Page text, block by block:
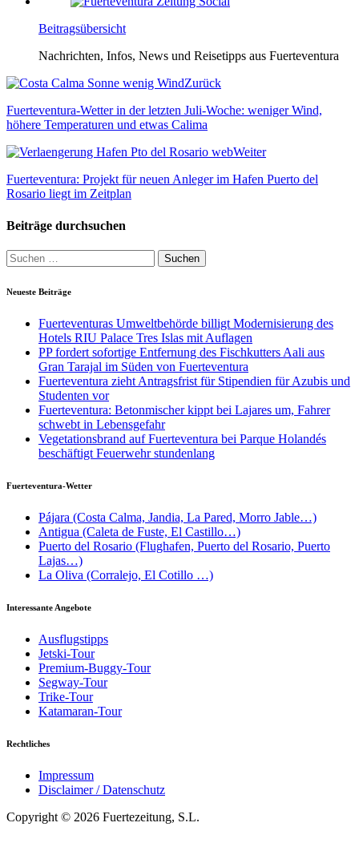
Beitragsübersicht
Nachrichten, Infos, News und Reisetipps aus Fuerteventura
Zurück
Fuerteventura-Wetter in der letzten Juli-Woche: weniger Wind,
höhere Temperaturen und etwas Calima
Weiter
Fuerteventura: Projekt für neuen Anleger im Hafen Puerto del
Rosario liegt im Zeitplan
Beiträge durchsuchen
Suche
nach:
Neueste Beiträge
Fuerteventuras Umweltbehörde billigt Modernisierung des
Hotels RIU Palace Tres Islas mit Auflagen
PP fordert sofortige Entfernung des Fischkutters Aali aus
Gran Tarajal im Süden von Fuerteventura
Fuerteventura zieht Antragsfrist für Stipendien für Azubis und
Studenten vor
Fuerteventura: Betonmischer kippt bei Lajares um, Fahrer
schwebt in Lebensgefahr
Vegetationsbrand auf Fuerteventura bei Parque Holandés
beschäftigt Feuerwehr stundenlang
Fuerteventura-Wetter
Pájara (Costa Calma, Jandia, La Pared, Morro Jable…)
Antigua (Caleta de Fuste, El Castillo…)
Puerto del Rosario (Flughafen, Puerto del Rosario, Puerto
Lajas…)
La Oliva (Corralejo, El Cotillo …)
Interessante Angebote
Ausflugstipps
Jetski-Tour
Premium-Buggy-Tour
Segway-Tour
Trike-Tour
Katamaran-Tour
Rechtliches
Impressum
Disclaimer / Datenschutz
Copyright © 2026 Fuertezeitung, S.L.